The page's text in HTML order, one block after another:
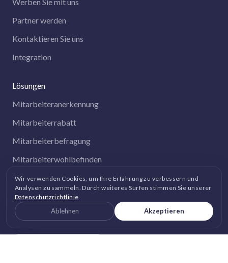
Werben Sie mit uns
Partner werden
Kontaktieren Sie uns
Integration
Lösungen
Mitarbeiteranerkennung
Mitarbeiterrabatt
Mitarbeiterbefragung
Mitarbeiterwohlbefinden
All-in-One-Lösung
GET IT ON
Wir verwenden Cookies, um Ihre Erfahrung zu verbessern und
Analysen zu sammeln. Durch weiteres Surfen stimmen Sie unserer
Datenschutzrichtlinie.
Ablehnen Akzeptieren